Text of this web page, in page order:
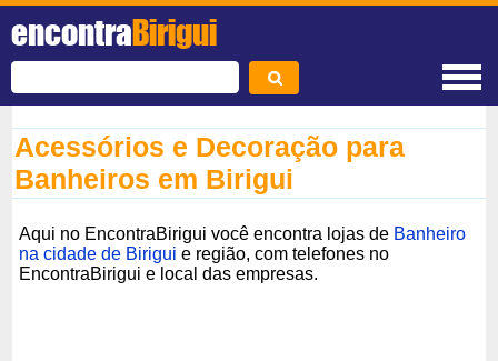
encontraBirigui
Acessórios e Decoração para
Banheiros em Birigui
Aqui no EncontraBirigui você encontra lojas de Banheiro
na cidade de Birigui e região, com telefones no
EncontraBirigui e local das empresas.